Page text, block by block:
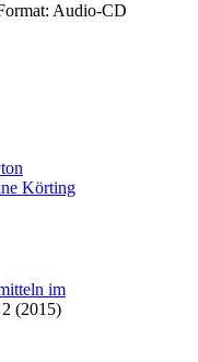
Audio-CD
Körting
im
(2015)